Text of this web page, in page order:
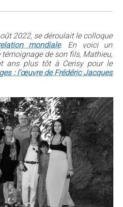
2022, se déroulait le colloque
mondiale. En voici un
de son fils, Mathieu,
ans plus tôt à Cerisy pour le
: l’œuvre de Frédéric Jacques